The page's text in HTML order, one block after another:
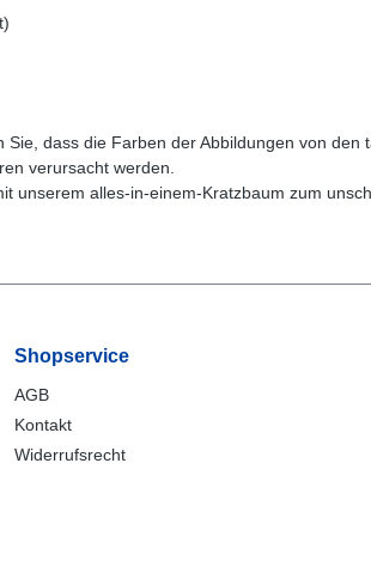
Sie, dass die Farben der Abbildungen von
verursacht werden.
unserem alles-in-einem-Kratzbaum zum
Shopservice
AGB
Kontakt
Widerrufsrecht